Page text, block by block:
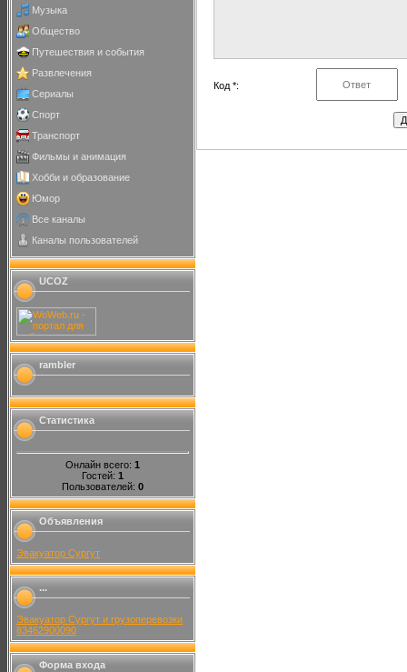
Музыка
Общество
Путешествия и события
Развлечения
Сериалы
Спорт
Транспорт
Фильмы и анимация
Хобби и образование
Юмор
Все каналы
Каналы пользователей
UCOZ
rambler
Статистика
Онлайн всего: 1
Гостей: 1
Пользователей: 0
Объявления
Эвакуатор Сургут
...
Эвакуатор Сургут и грузоперевозки
83462900090
Форма входа
Код *: